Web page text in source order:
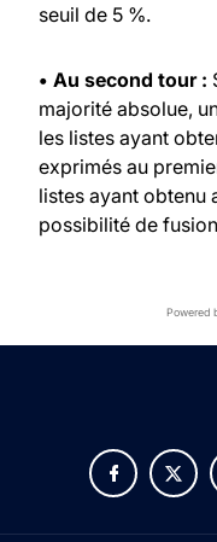
seuil de 5 %.
• Au second tour :
majorité absolue,
les listes ayant
exprimés au
listes ayant obtenu
possibilité de
Powered